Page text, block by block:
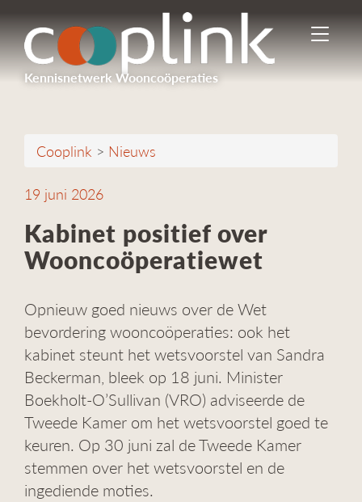
Kennisnetwerk Wooncoöperaties
I
n
-
i
i
Cooplink > Nieuws
19 juni 2026
Kabinet positief over
Wooncoöperatiewet
Opnieuw goed nieuws over de Wet
bevordering wooncoöperaties: ook het
kabinet steunt het wetsvoorstel van Sandra
Beckerman, bleek op 18 juni. Minister
Boekholt-O’Sullivan (VRO) adviseerde de
Tweede Kamer om het wetsvoorstel goed te
keuren. Op 30 juni zal de Tweede Kamer
stemmen over het wetsvoorstel en de
ingediende moties.